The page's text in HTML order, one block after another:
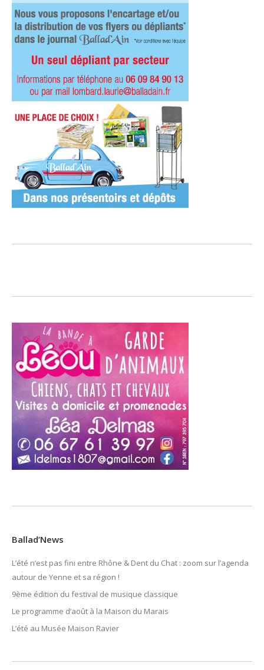
Ballad’News
L’été n’est pas fini entre Rhône & Dent du Chat : zoom sur l’agenda
autour de Yenne et sa région !
9ème édition du festival de musique classique
Le programme d’août à la Maison du Marais
L’été au Musée Maison Ravier